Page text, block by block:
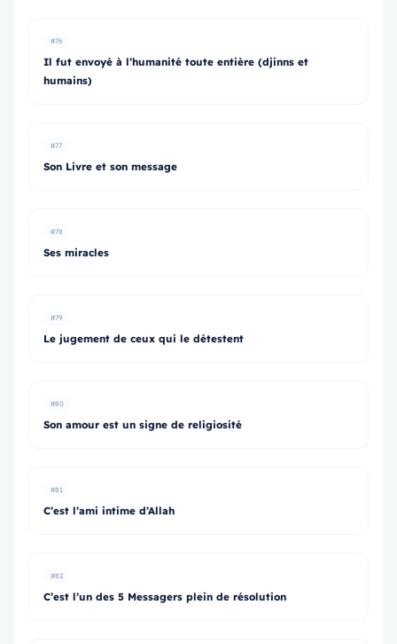
#76
Il fut envoyé à l’humanité toute entière (djinns et
humains)
#77
Son Livre et son message
#78
Ses miracles
#79
Le jugement de ceux qui le détestent
#80
Son amour est un signe de religiosité
#81
C’est l’ami intime d’Allah
#82
C’est l’un des 5 Messagers plein de résolution